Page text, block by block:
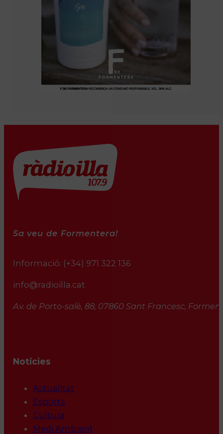
Sa veu de Formentera!
Informació: (+34) 971 322 136
info@radioilla.cat
Av. de Porto-salè, 88, 07860 Sant Francesc,
Notícies
Actualitat
Esports
Cultura
Medi Ambient